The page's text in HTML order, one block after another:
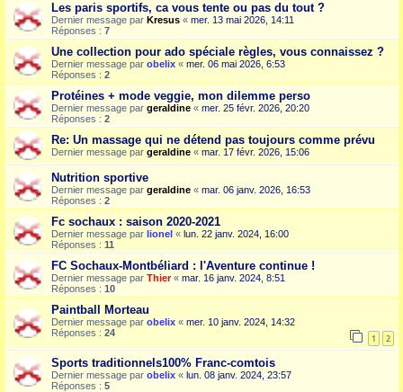
Les paris sportifs, ca vous tente ou pas du tout ?
Dernier message par Kresus « mer. 13 mai 2026, 14:11
Réponses : 7
Une collection pour ado spéciale règles, vous connaissez ?
Dernier message par obelix « mer. 06 mai 2026, 6:53
Réponses : 2
Protéines + mode veggie, mon dilemme perso
Dernier message par geraldine « mer. 25 févr. 2026, 20:20
Réponses : 2
Re: Un massage qui ne détend pas toujours comme prévu
Dernier message par geraldine « mar. 17 févr. 2026, 15:06
Nutrition sportive
Dernier message par geraldine « mar. 06 janv. 2026, 16:53
Réponses : 2
Fc sochaux : saison 2020-2021
Dernier message par lionel « lun. 22 janv. 2024, 16:00
Réponses : 11
FC Sochaux-Montbéliard : l'Aventure continue !
Dernier message par Thier« mar. 16 janv. 2024, 8:51
Réponses : 10
Paintball Morteau
Dernier message par obelix « mer. 10 janv. 2024, 14:32
Réponses : 24 1 2
Sports traditionnels100% Franc-comtois
Dernier message par obelix « lun. 08 janv. 2024, 23:57
Réponses : 5